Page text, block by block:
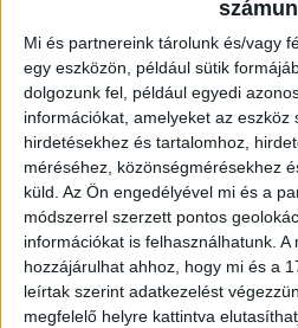
Mi és partnereink tárolunk és/vagy
egy eszközön, például sütik
dolgozunk fel, például egyedi
információkat, amelyeket az eszköz
hirdetésekhez és tartalomhoz,
méréséhez, közönségmérésekhez
küld. Az Ön engedélyével mi és a
módszerrel szerzett pontos
információkat is felhasználhatunk.
hozzájárulhat ahhoz, hogy mi és a
leírtak szerint adatkezelést
megfelelő helyre kattintva
egész éves kiváló teljesítmény
30 mérkőzésen 34 pontot
„A legfontosabb a játékosok
jó eszköz a jó eredmények elérése,
– Ennek szellemében
mérkőzések nagyobb részében
játékidőt, mindkét bajnokságban.
vártnál sokkal jobban sikerült, a
Mindaz, ami a csapat erőssége,
megmutatta a másodosztályban